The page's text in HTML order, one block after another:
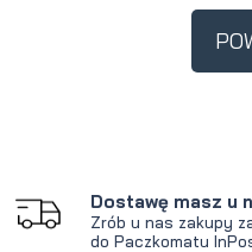
Jeżeli produkt
krócej niż 30
produkt pojawił
Dostawę masz u
Zrób u nas zakupy
do Paczkomatu